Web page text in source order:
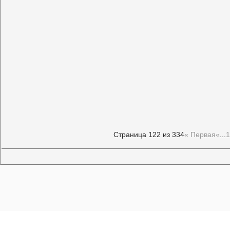
Страница 122 из 334« Первая«